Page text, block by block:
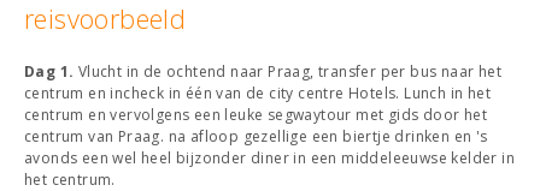
reisvoorbeeld
Dag 1. Vlucht in de ochtend naar Praag, transfer per bus naar het
centrum en incheck in één van de city centre Hotels. Lunch in het
centrum en vervolgens een leuke segwaytour met gids door het
centrum van Praag. na afloop gezellige een biertje drinken en 's
avonds een wel heel bijzonder diner in een middeleeuwse kelder in
het centrum.